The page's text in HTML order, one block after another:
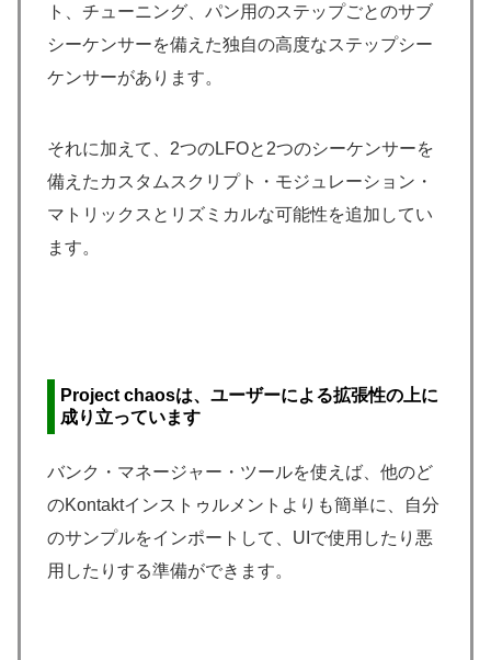
ト、チューニング、パン用のステップごとのサブ
シーケンサーを備えた独自の高度なステップシー
ケンサーがあります。
それに加えて、2つのLFOと2つのシーケンサーを
備えたカスタムスクリプト・モジュレーション・
マトリックスとリズミカルな可能性を追加してい
ます。
Project chaosは、ユーザーによる拡張性の上に
成り立っています
バンク・マネージャー・ツールを使えば、他のど
のKontaktインストゥルメントよりも簡単に、自分
のサンプルをインポートして、UIで使用したり悪
用したりする準備ができます。